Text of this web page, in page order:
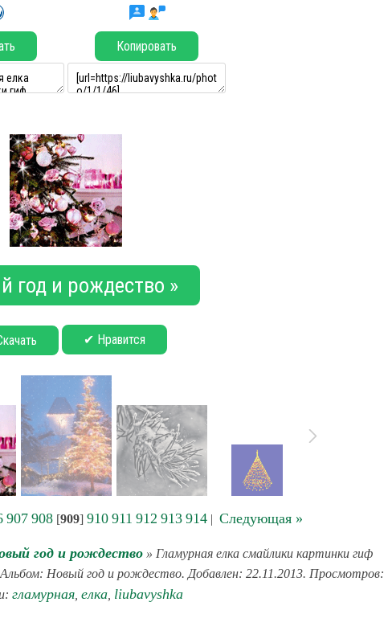
Копировать
год и рождество »
✔ Нравится
907 908 [909] 910 911 912 913 914 | Следующая »
год и рождество» Гламурная елка смайлики картинки гиф
Новый год и рождество. Добавлен: 22.11.2013. Просмотров:
гламурная, елка, liubavyshka